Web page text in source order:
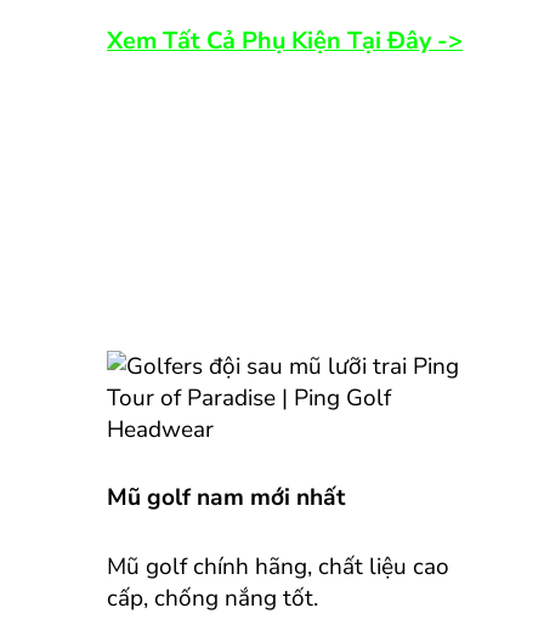
Xem Tất Cả Phụ Kiện Tại Đây ->
Mũ golf nam mới nhất
Mũ golf chính hãng, chất liệu cao
cấp, chống nắng tốt.